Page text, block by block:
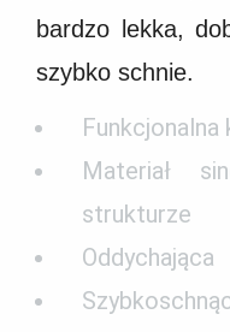
bardzo lekka,
szybko schnie.
Materiał
strukturze
Oddychająca